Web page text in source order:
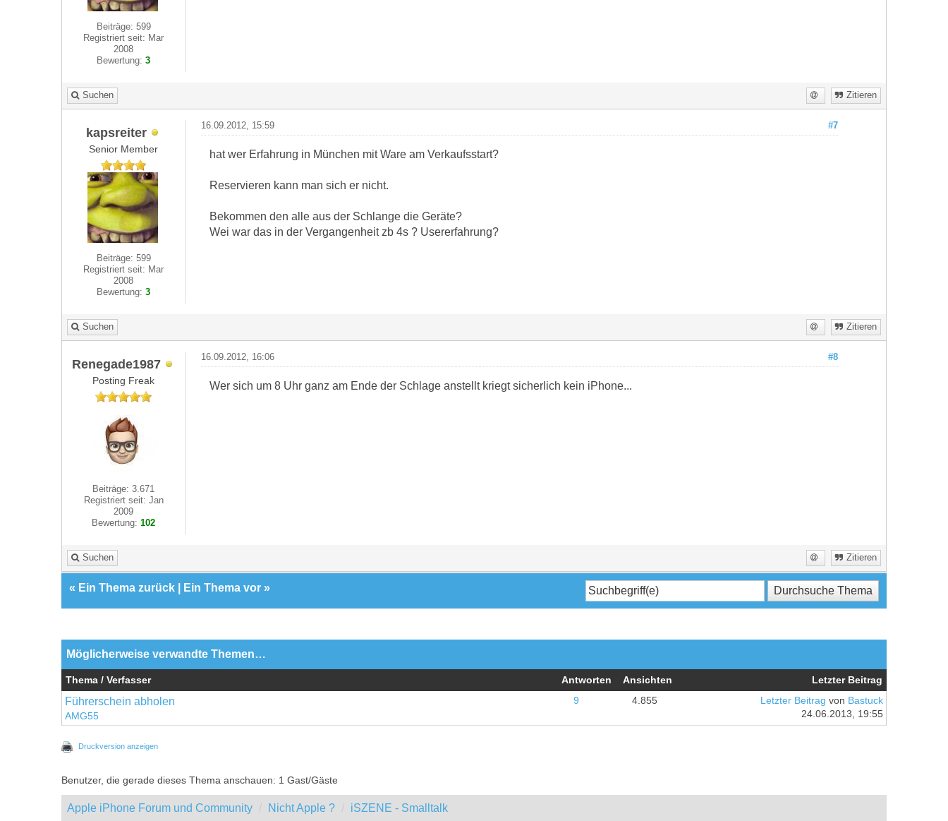
Beiträge: 599
Registriert seit: Mar
2008
Bewertung:3
Suchen Zitieren
kapsreiter
Senior Member
Beiträge: 599
Registriert seit: Mar
2008
Bewertung:3
#7
16.09.2012, 15:59
hat wer Erfahrung in München mit Ware am Verkaufsstart?
Reservieren kann man sich er nicht.
Bekommen den alle aus der Schlange die Geräte?
Wei war das in der Vergangenheit zb 4s ? Usererfahrung?
Suchen Zitieren
Renegade1987
Posting Freak
Beiträge: 3.671
Registriert seit: Jan
2009
Bewertung:102
#8
16.09.2012, 16:06
Wer sich um 8 Uhr ganz am Ende der Schlage anstellt kriegt sicherlich kein iPhone...
Suchen Zitieren
« Ein Thema zurück Ein Thema vor »
Möglicherweise verwandte Themen…
Thema / Verfasser Antworten Ansichten Letzter Beitrag
Führerschein abholen
AMG55
9 4.855 Letzter Beitrag von Bastuck
24.06.2013, 19:55
Druckversion anzeigen
Benutzer, die gerade dieses Thema anschauen: 1 Gast/Gäste
Apple iPhone Forum und Community Nicht Apple ? iSZENE - Smalltalk